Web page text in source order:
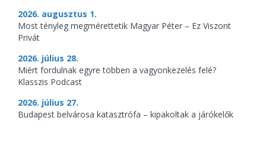
2026. augusztus 1.
Most tényleg megmérettetik Magyar Péter – Ez Viszont
Privát
2026. július 28.
Miért fordulnak egyre többen a vagyonkezelés felé?
Klasszis Podcast
2026. július 27.
Budapest belvárosa katasztrófa – kipakoltak a járókelők